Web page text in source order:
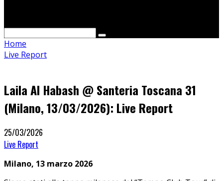
Home
Live Report
Laila Al Habash @ Santeria Toscana 31
(Milano, 13/03/2026): Live Report
25/03/2026
Live Report
Milano, 13 marzo 2026